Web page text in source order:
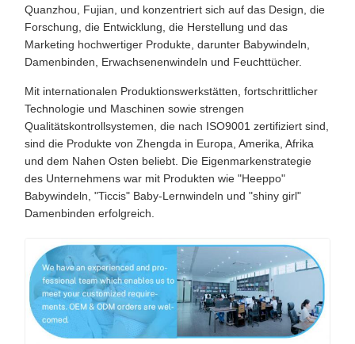
Quanzhou, Fujian, und konzentriert sich auf das Design, die
Forschung, die Entwicklung, die Herstellung und das
Marketing hochwertiger Produkte, darunter Babywindeln,
Damenbinden, Erwachsenenwindeln und Feuchttücher.
Mit internationalen Produktionswerkstätten, fortschrittlicher
Technologie und Maschinen sowie strengen
Qualitätskontrollsystemen, die nach ISO9001 zertifiziert sind,
sind die Produkte von Zhengda in Europa, Amerika, Afrika
und dem Nahen Osten beliebt. Die Eigenmarkenstrategie
des Unternehmens war mit Produkten wie "Heeppo"
Babywindeln, "Ticcis" Baby-Lernwindeln und "shiny girl"
Damenbinden erfolgreich.